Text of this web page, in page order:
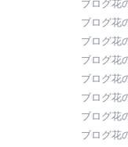
ブログ花
ブログ花
ブログ花
ブログ花
ブログ花
ブログ花
ブログ花
ブログ花